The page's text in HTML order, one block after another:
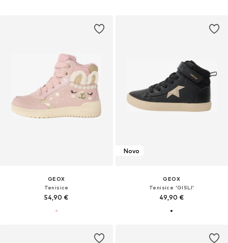
GEOX
Tenisice
54,90 €
Novo
GEOX
Tenisice 'GISLI'
49,90 €